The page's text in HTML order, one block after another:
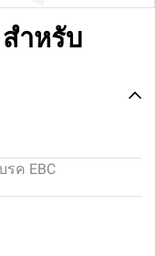
สำหรับ
รค EBC